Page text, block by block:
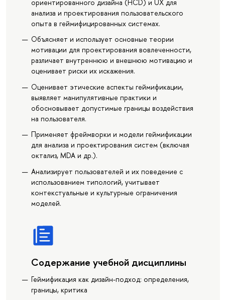
ориентированного дизайна (HCD) и UX для
анализа и проектирования пользовательского
опыта в геймифицированных системах.
Объясняет и использует основные теории
мотивации для проектирования вовлеченности,
различает внутреннюю и внешнюю мотивацию и
оценивает риски их искажения.
Оценивает этические аспекты геймификации,
выявляет манипулятивные практики и
обосновывает допустимые границы воздействия
на пользователя.
Применяет фреймворки и модели геймификации
для анализа и проектирования систем (включая
октализ, MDA и др.).
Анализирует пользователей и их поведение с
использованием типологий, учитывает
контекстуальные и культурные ограничения
моделей.
Содержание учебной дисциплины
Геймификация как дизайн-подход: определения,
границы, критика